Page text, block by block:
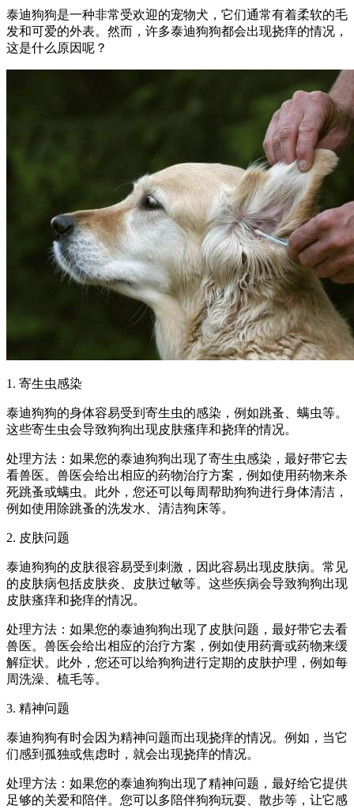
泰迪狗狗是一种非常受欢迎的宠物犬，它们通常有着柔软的毛
发和可爱的外表。然而，许多泰迪狗狗都会出现挠痒的情况，
这是什么原因呢？
1. 寄生虫感染
泰迪狗狗的身体容易受到寄生虫的感染，例如跳蚤、螨虫等。
这些寄生虫会导致狗狗出现皮肤瘙痒和挠痒的情况。
处理方法：如果您的泰迪狗狗出现了寄生虫感染，最好带它去
看兽医。兽医会给出相应的药物治疗方案，例如使用药物来杀
死跳蚤或螨虫。此外，您还可以每周帮助狗狗进行身体清洁，
例如使用除跳蚤的洗发水、清洁狗床等。
2. 皮肤问题
泰迪狗狗的皮肤很容易受到刺激，因此容易出现皮肤病。常见
的皮肤病包括皮肤炎、皮肤过敏等。这些疾病会导致狗狗出现
皮肤瘙痒和挠痒的情况。
处理方法：如果您的泰迪狗狗出现了皮肤问题，最好带它去看
兽医。兽医会给出相应的治疗方案，例如使用药膏或药物来缓
解症状。此外，您还可以给狗狗进行定期的皮肤护理，例如每
周洗澡、梳毛等。
3. 精神问题
泰迪狗狗有时会因为精神问题而出现挠痒的情况。例如，当它
们感到孤独或焦虑时，就会出现挠痒的情况。
处理方法：如果您的泰迪狗狗出现了精神问题，最好给它提供
足够的关爱和陪伴。您可以多陪伴狗狗玩耍、散步等，让它感